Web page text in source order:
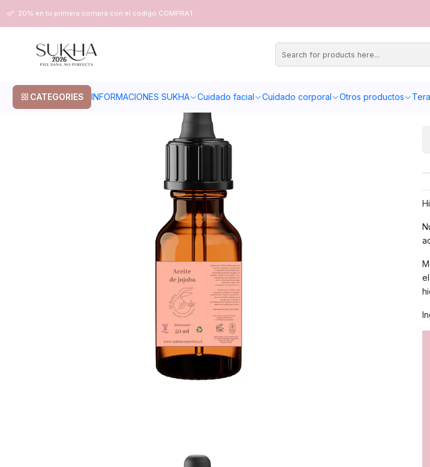
CATEGORIES INFORMACIONES SUKHA Cuidado facial Cuidado corporal Otros productos
20% en tu primera compra con el codigo COMPRA1
Home Cuidado corporal Aceites Aceite de jojoba 50ml